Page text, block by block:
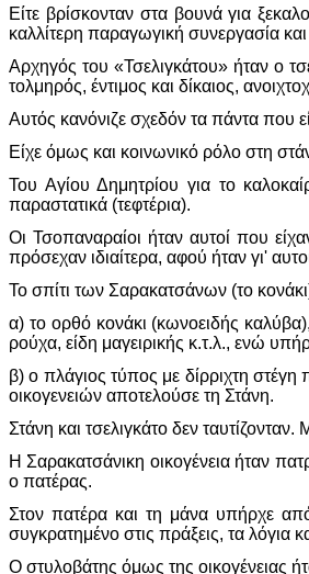
Είτε βρίσκονταν στα βουνά για
καλλίτερη παραγωγική συνεργασία
Αρχηγός του «Τσελιγκάτου» ήταν ο
τολμηρός, έντιμος και δίκαιος,
Αυτός κανόνιζε σχεδόν τα πάντα που
Είχε όμως και κοινωνικό ρόλο στη
Του Αγίου Δημητρίου για το
παραστατικά (τεφτέρια).
Οι Τσοπαναραίοι ήταν αυτοί που
πρόσεχαν ιδιαίτερα, αφού ήταν γι'
Το σπίτι των Σαρακατσάνων (το
α) το ορθό κονάκι (κωνοειδής
ρούχα, είδη μαγειρικής κ.τ.λ., ενώ
β) ο πλάγιος τύπος με δίρριχτη
οικογενειών αποτελούσε τη Στάνη.
Στάνη και τσελιγκάτο δεν
Η Σαρακατσάνικη οικογένεια ήταν
ο πατέρας.
Στον πατέρα και τη μάνα υπήρχε
συγκρατημένο στις πράξεις, τα λόγια
Ο στυλοβάτης όμως της οικογένειας